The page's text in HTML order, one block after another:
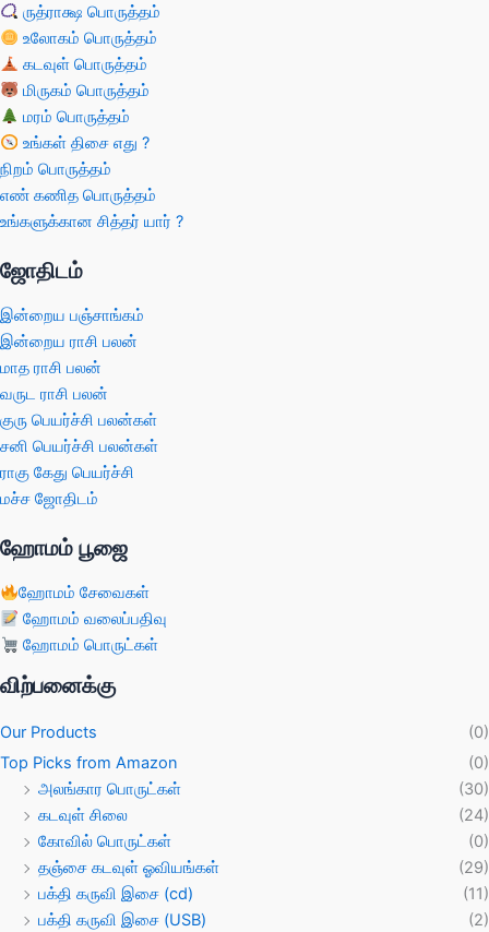
ருத்ராக்ஷ பொருத்தம்
உலோகம் பொருத்தம்
கடவுள் பொருத்தம்
மிருகம் பொருத்தம்
மரம் பொருத்தம்
உங்கள் திசை எது ?
நிறம் பொருத்தம்
எண் கணித பொருத்தம்
உங்களுக்கான சித்தர் யார் ?
ஜோதிடம்
இன்றைய பஞ்சாங்கம்
இன்றைய ராசி பலன்
மாத ராசி பலன்
வருட ராசி பலன்
குரு பெயர்ச்சி பலன்கள்
சனி பெயர்ச்சி பலன்கள்
ராகு கேது பெயர்ச்சி
மச்ச ஜோதிடம்
ஹோமம் பூஜை
ஹோமம் சேவைகள்
ஹோமம் வலைப்பதிவு
ஹோமம் பொருட்கள்
விற்பனைக்கு
Our Products
(0)
Top Picks from Amazon
(0)
அலங்கார பொருட்கள்
(30)
கடவுள் சிலை
(24)
கோவில் பொருட்கள்
(0)
தஞ்சை கடவுள் ஓவியங்கள்
(29)
பக்தி கருவி இசை (cd)
(11)
பக்தி கருவி இசை (USB)
(2)